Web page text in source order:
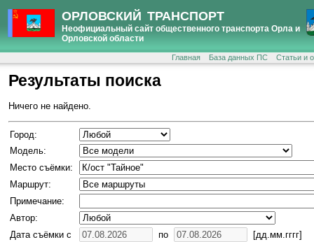
ОРЛОВСКИЙ ТРАНСПОРТ
Неофициальный сайт общественного транспорта Орла и
Орловской области
Главная База данных ПС Статьи и
Результаты поиска
Ничего не найдено.
Город:
Модель:
Место съёмки:
Маршрут:
Примечание:
Автор:
Дата съёмки с
по
[дд.мм.гггг]